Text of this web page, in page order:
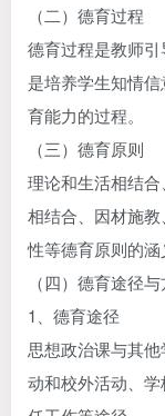
（二）德育过程
德育过程是教师
是培养学生知情
育能力的过程。
（三）德育原则
理论和生活相结
相结合、因材施
性等德育原则的涵
（四）德育途径
1、德育途径
思想政治课与其
动和校外活动、